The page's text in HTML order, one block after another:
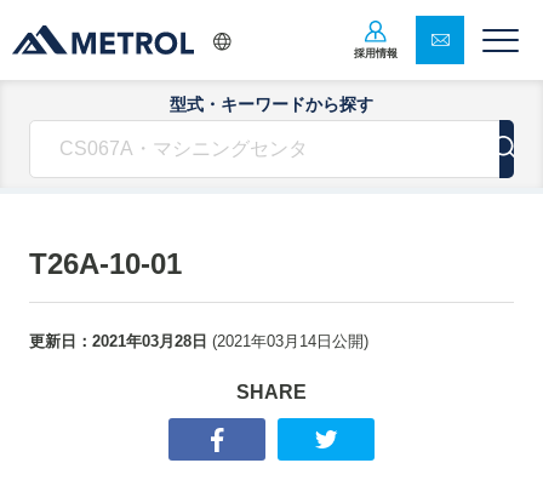
採用情報
型式・キーワードから探す
T26A-10-01
更新日： 2021年03月28日 (2021年03月14日 公開)
SHARE